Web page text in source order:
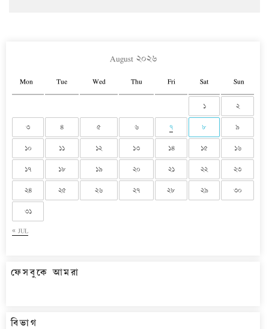
August ২০২৬
Mon Tue Wed Thu Fri Sat Sun
« JUL
১ ২
৩ ৪ ৫ ৬ ৭ ৮ ৯
১০ ১১ ১২ ১৩ ১৪ ১৫ ১৬
১৭ ১৮ ১৯ ২০ ২১ ২২ ২৩
২৪ ২৫ ২৬ ২৭ ২৮ ২৯ ৩০
৩১
ফেসবুকে আমরা
বিভাগ